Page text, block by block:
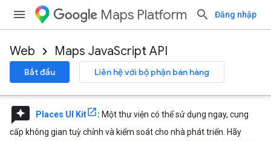
Maps Platform Đăng nhập
Web Maps JavaScript API
Bắt đầu Liên hệ với bộ phận bán hàng
reviews Places UI Kit : Một thư viện có thể sử dụng ngay, cung
cấp không gian tuỳ chỉnh và kiểm soát cho nhà phát triển. Hãy